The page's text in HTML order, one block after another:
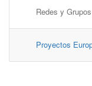
Redes y
Proyectos